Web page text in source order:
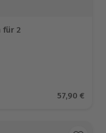
für 2
auf 27 BewertungenAktueller
57,90 €